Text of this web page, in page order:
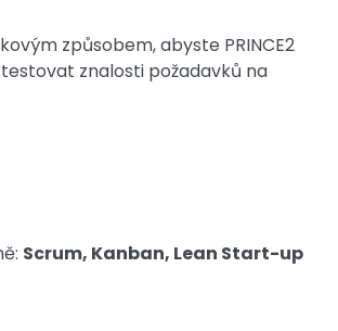
způsobem, abyste PRINCE2
znalosti požadavků na
Scrum, Kanban, Lean Start-up